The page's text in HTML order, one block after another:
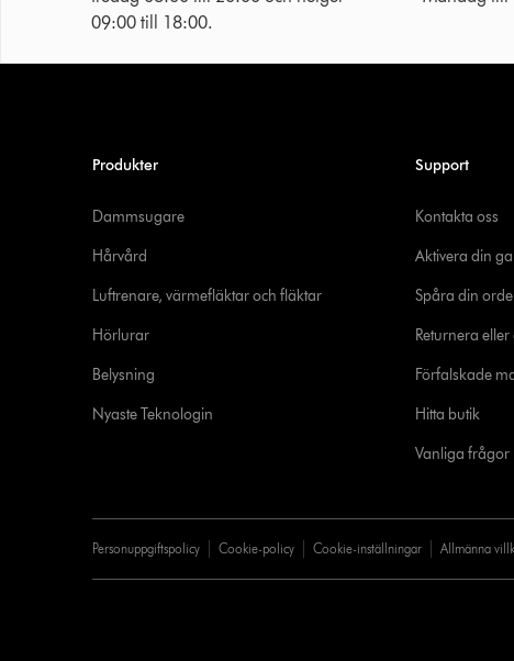
09:00 till 18:00.
Produkter
Dammsugare
Hårvård
Luftrenare, värmefläktar och fläktar
Hörlurar
Belysning
Nyaste Teknologin
Support
Kontakta oss
Aktivera din
Spåra din
Returnera
Förfalskade
Hitta butik
Vanliga frågor
Personuppgiftspolicy Cookie-policy Cookie-inställningar Allmänna